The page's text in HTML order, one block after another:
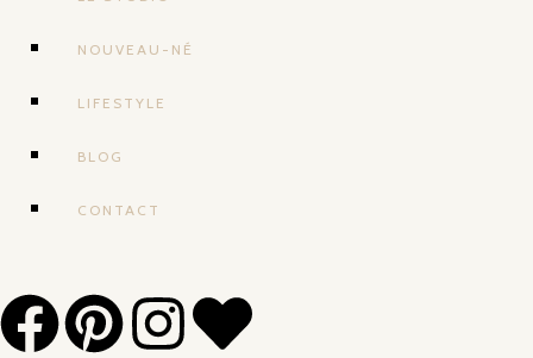
NOUVEAU-NÉ
LIFESTYLE
BLOG
CONTACT